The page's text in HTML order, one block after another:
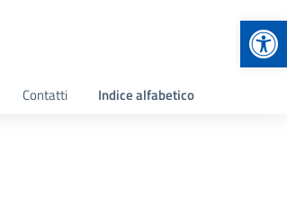
Contatti Indice alfabetico